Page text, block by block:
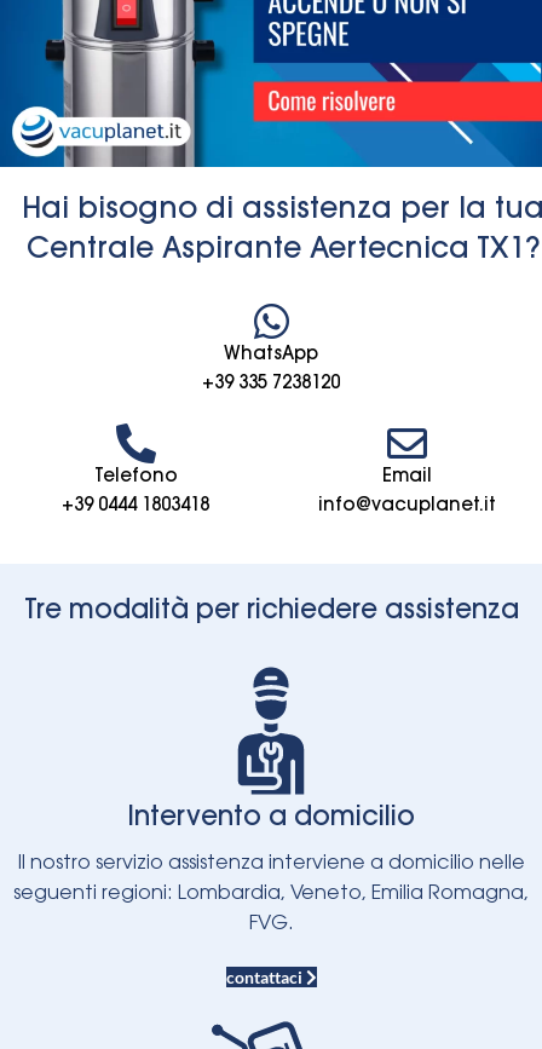
Hai bisogno di assistenza per la
Centrale Aspirante Aertecnica TX1?
WhatsApp
+39 335 7238120
Telefono
+39 0444 1803418
Email
info@vacuplanet.it
Tre modalità per richiedere assistenza
Intervento a domicilio
Il nostro servizio assistenza interviene a domicilio nelle
seguenti regioni: Lombardia, Veneto, Emilia Romagna,
FVG.
contattaci